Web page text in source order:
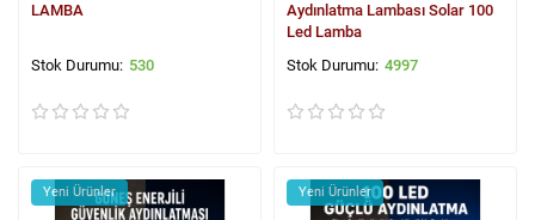
LAMBA
530
Aydınlatma Lambası Solar 100
Led Lamba
4997
Yeni Ürünler Yeni Ürünler